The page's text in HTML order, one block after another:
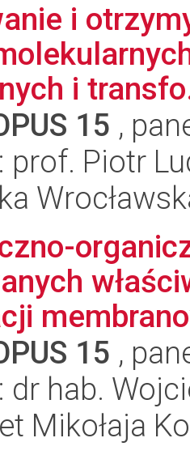
i
i
15 ,
prof. Piotr
15 ,
dr hab.
Mikołaja